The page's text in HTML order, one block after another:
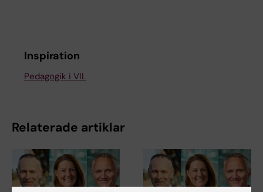
Inspiration
Pedagogik i VIL
Relaterade artiklar